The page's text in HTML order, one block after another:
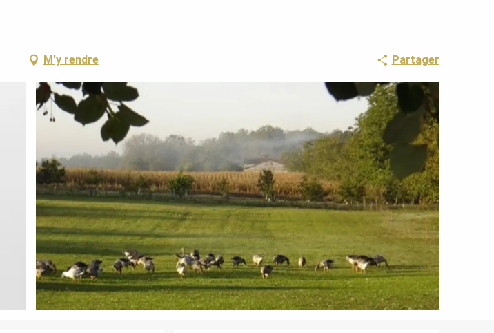
M'y rendre Partager